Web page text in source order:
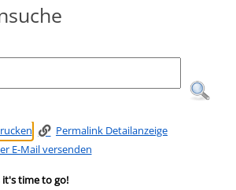
Permalink Detailanzeige
E-Mail versenden
it's time to go!